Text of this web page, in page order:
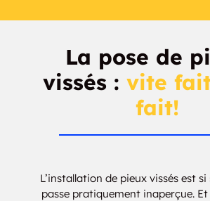
La pose de
vissés :vite
fait!
L’installation de pieux vissés est si
passe pratiquement inaperçue.